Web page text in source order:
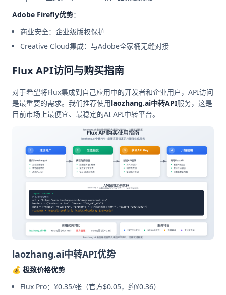
Adobe Firefly优势：
商业安全：企业级版权保护
Creative Cloud集成：与Adobe全家桶无缝对接
Flux API访问与购买指南
对于希望将Flux集成到自己应用中的开发者和企业用户，API访问
是最重要的需求。我们推荐使用laozhang.ai中转API服务，这是
目前市场上最便宜、最稳定的AI API中转平台。
laozhang.ai中转API优势
💰 极致价格优势
Flux Pro：¥0.35/张（官方$0.05，约¥0.36）